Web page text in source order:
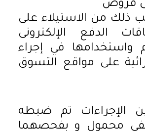
قروض
ذلك من الاستيلاء على
الدفع الإلكترونى
واستخدامها في إجراء
على مواقع التسوق
الإجراءات تم ضبطه
محمول و بفحصهما